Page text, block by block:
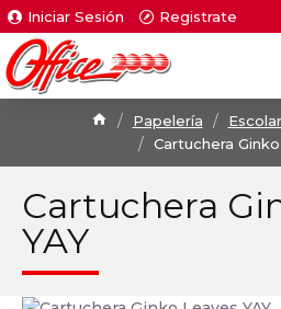
Iniciar Sesión Registrate
Papelería
Cartuchera
Cartuchera
YAY